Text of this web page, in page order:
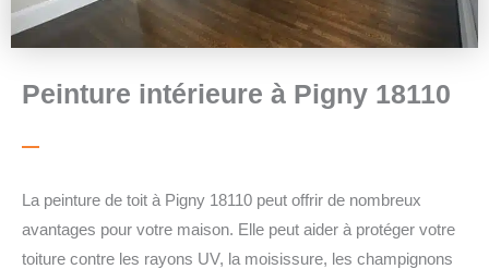
Peinture intérieure à Pigny 18110
La peinture de toit à Pigny 18110 peut offrir de nombreux
avantages pour votre maison. Elle peut aider à protéger votre
toiture contre les rayons UV, la moisissure, les champignons